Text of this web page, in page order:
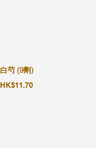
白芍 (9劑)
HK$11.70